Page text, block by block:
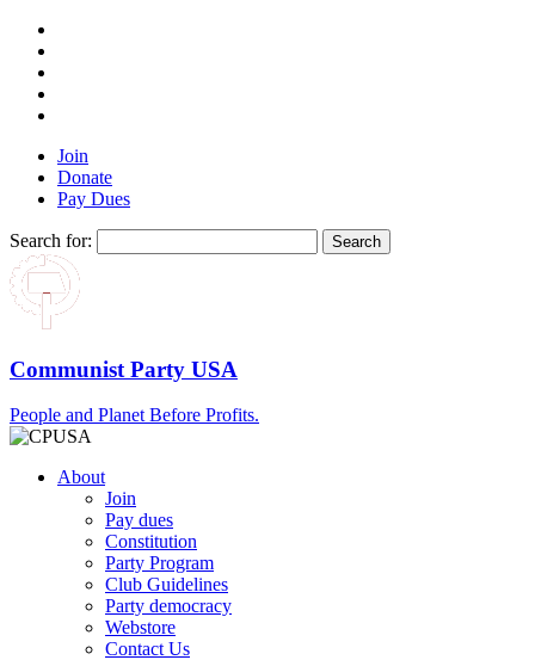
Join
Donate
Pay Dues
Search for:
Communist Party USA
People and Planet Before Profits.
About
Join
Pay dues
Constitution
Party Program
Club Guidelines
Party democracy
Webstore
Contact Us